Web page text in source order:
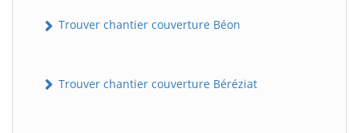
Trouver chantier couverture Béon
Trouver chantier couverture Béréziat